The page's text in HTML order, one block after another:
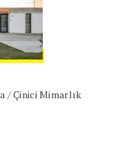
/ Çinici Mimarlık